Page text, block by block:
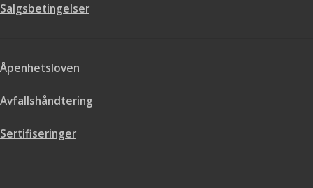
Salgsbetingelser
Åpenhetsloven
Avfallshåndtering
Sertifiseringer